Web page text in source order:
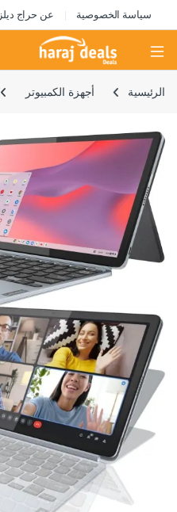
سياسة الخصوصية عن حراج ديلز
Open
الرئيسية أجهزة الكمبيوتر